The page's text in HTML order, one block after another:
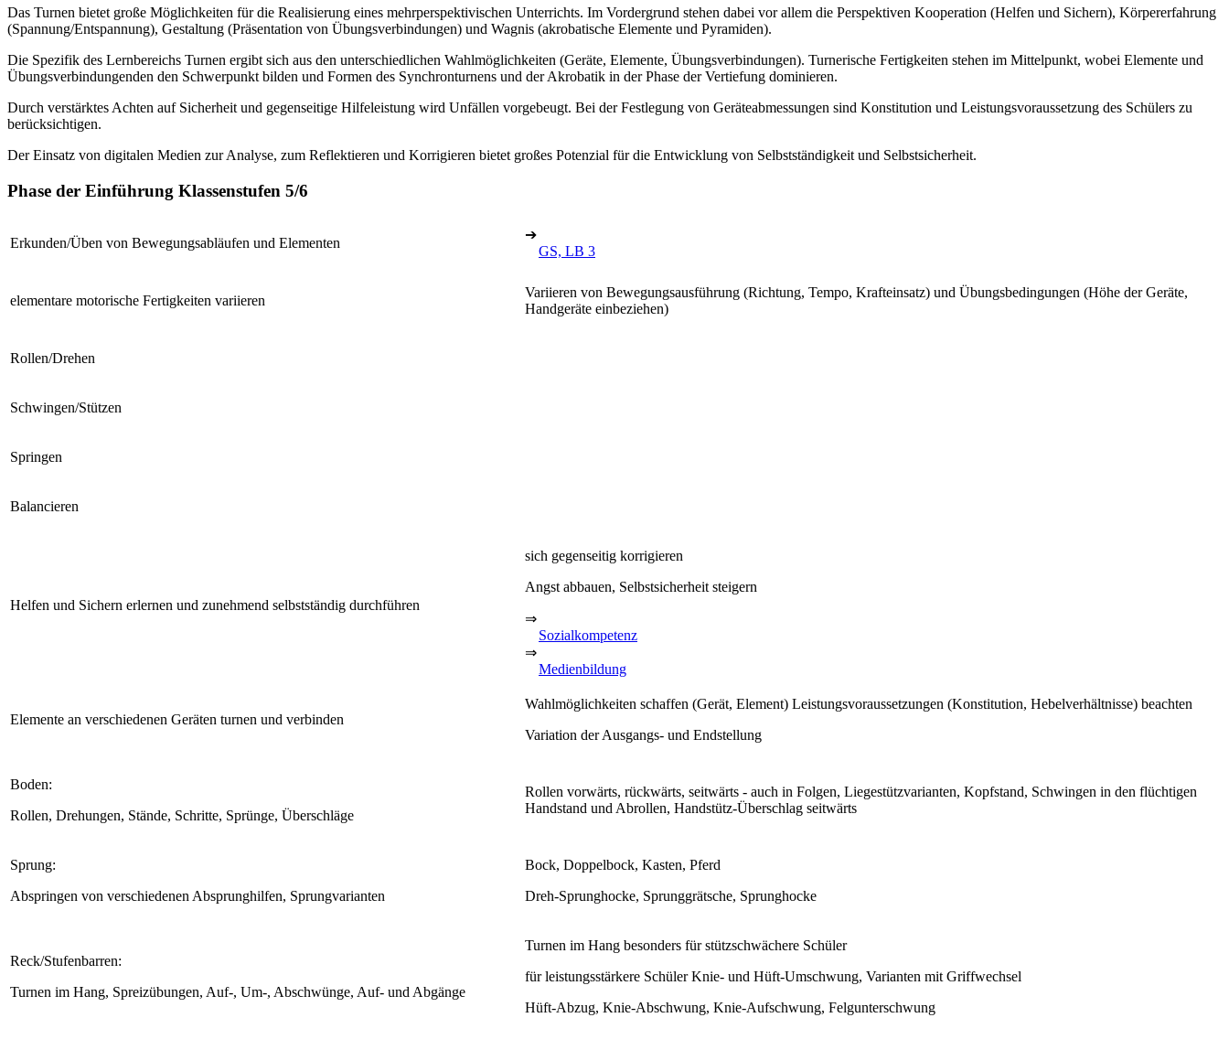
Das Turnen bietet große Möglichkeiten für die Realisierung eines mehrperspektivischen Unterrichts. Im Vordergrund stehen dabei vor allem die Perspektiven Kooperation (Helfen und Sichern), Körpererfahrung
(Spannung/Entspannung), Gestaltung (Präsentation von Übungsverbindungen) und Wagnis (akrobatische Elemente und Pyramiden).
Die Spezifik des Lernbereichs Turnen ergibt sich aus den unterschiedlichen Wahlmöglichkeiten (Geräte, Elemente, Übungsverbindungen). Turnerische Fertigkeiten stehen im Mittelpunkt, wobei Elemente und
Übungsverbindungenden den Schwerpunkt bilden und Formen des Synchronturnens und der Akrobatik in der Phase der Vertiefung dominieren.
Durch verstärktes Achten auf Sicherheit und gegenseitige Hilfeleistung wird Unfällen vorgebeugt. Bei der Festlegung von Geräteabmessungen sind Konstitution und Leistungsvoraussetzung des Schülers zu
berücksichtigen.
Der Einsatz von digitalen Medien zur Analyse, zum Reflektieren und Korrigieren bietet großes Potenzial für die Entwicklung von Selbstständigkeit und Selbstsicherheit.
Phase der Einführung Klassenstufen 5/6
Erkunden/Üben von Bewegungsabläufen und Elementen
➔
GS, LB 3
elementare motorische Fertigkeiten variieren
Variieren von Bewegungsausführung (Richtung, Tempo, Krafteinsatz) und Übungsbedingungen (Höhe der Geräte,
Handgeräte einbeziehen)
Rollen/Drehen
Schwingen/Stützen
Springen
Balancieren
Helfen und Sichern erlernen und zunehmend selbstständig durchführen
sich gegenseitig korrigieren
Angst abbauen, Selbstsicherheit steigern
⇒
Sozialkompetenz
⇒
Medienbildung
Elemente an verschiedenen Geräten turnen und verbinden
Wahlmöglichkeiten schaffen (Gerät, Element) Leistungsvoraussetzungen (Konstitution, Hebelverhältnisse) beachten
Variation der Ausgangs- und Endstellung
Boden:
Rollen, Drehungen, Stände, Schritte, Sprünge, Überschläge
Rollen vorwärts, rückwärts, seitwärts - auch in Folgen, Liegestützvarianten, Kopfstand, Schwingen in den flüchtigen
Handstand und Abrollen, Handstütz-Überschlag seitwärts
Sprung:
Abspringen von verschiedenen Absprunghilfen, Sprungvarianten
Bock, Doppelbock, Kasten, Pferd
Dreh-Sprunghocke, Sprunggrätsche, Sprunghocke
Reck/Stufenbarren:
Turnen im Hang, Spreizübungen, Auf-, Um-, Abschwünge, Auf- und Abgänge
Turnen im Hang besonders für stützschwächere Schüler
für leistungsstärkere Schüler Knie- und Hüft-Umschwung, Varianten mit Griffwechsel
Hüft-Abzug, Knie-Abschwung, Knie-Aufschwung, Felgunterschwung